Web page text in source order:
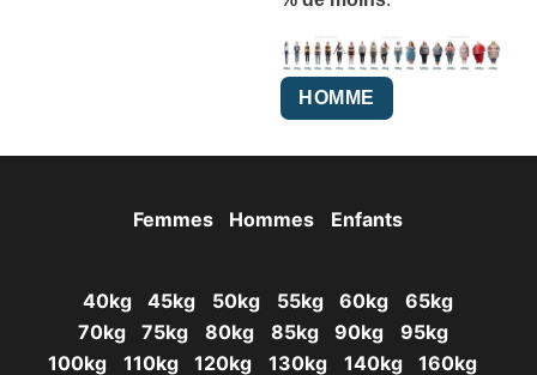
HOMME
Femmes Hommes Enfants
40kg 45kg 50kg 55kg 60kg
65kg
70kg
75kg 80kg 85kg 90kg
95kg
100kg
110kg 120kg 130kg 140kg 160kg